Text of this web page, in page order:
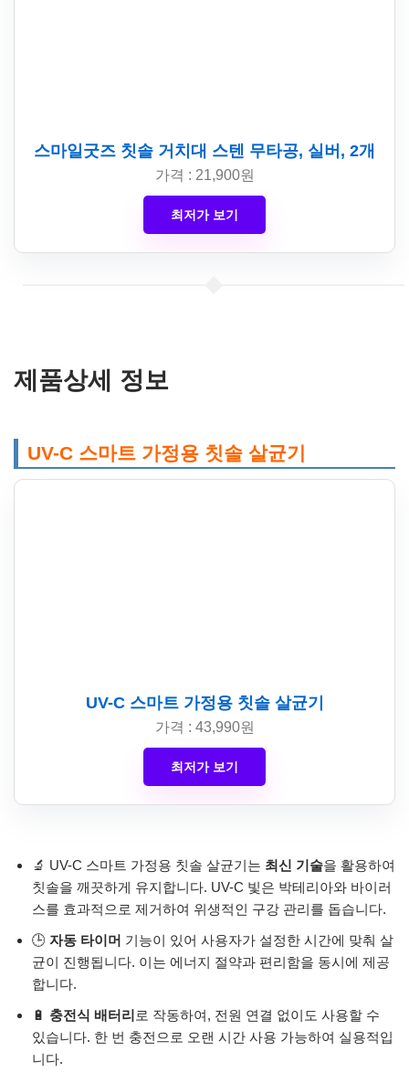
스마일굿즈 칫솔 거치대 스텐 무타공, 실버, 2개
가격 : 21,900원
최저가 보기
제품상세 정보
UV-C 스마트 가정용 칫솔 살균기
UV-C 스마트 가정용 칫솔 살균기
가격 : 43,990원
최저가 보기
🔬 UV-C 스마트 가정용 칫솔 살균기는 최신 기술을 활용하여
칫솔을 깨끗하게 유지합니다. UV-C 빛은 박테리아와 바이러
스를 효과적으로 제거하여 위생적인 구강 관리를 돕습니다.
🕒 자동 타이머 기능이 있어 사용자가 설정한 시간에 맞춰 살
균이 진행됩니다. 이는 에너지 절약과 편리함을 동시에 제공
합니다.
🔋 충전식 배터리 로 작동하여, 전원 연결 없이도 사용할 수
있습니다. 한 번 충전으로 오랜 시간 사용 가능하여 실용적입
니다.